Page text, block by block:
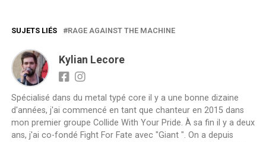
SUJETS LIÉS RAGE AGAINST THE MACHINE
Kylian Lecore
Spécialisé dans du metal typé core il y a une bonne dizaine
d'années, j'ai commencé en tant que chanteur en 2015 dans
mon premier groupe Collide With Your Pride. À sa fin il y a deux
ans, j'ai co-fondé Fight For Fate avec "Giant ". On a depuis